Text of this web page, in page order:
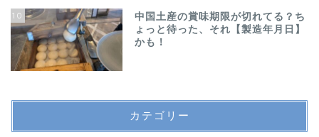
10
中国土産の賞味期限が切れてる？ち
ょっと待った、それ【製造年月日】
かも！
カテゴリー